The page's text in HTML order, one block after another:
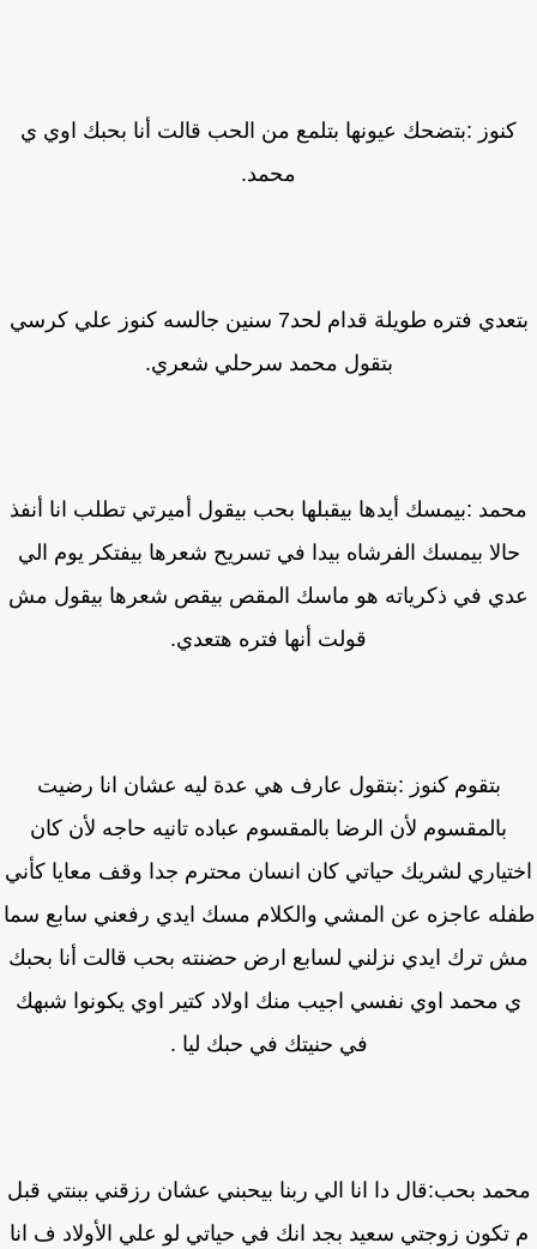
كنوز :بتضحك عيونها بتلمع من الحب قالت أنا بحبك اوي ي
محمد.
بتعدي فتره طويلة قدام لحد7 سنين جالسه كنوز علي كرسي
بتقول محمد سرحلي شعري.
:بيمسك أيدها بيقبلها بحب بيقول أميرتي تطلب انا أنفذ
بيمسك الفرشاه بيدا في تسريح شعرها بيفتكر يوم الي
في ذكرياته هو ماسك المقص بيقص شعرها بيقول مش
قولت أنها فتره هتعدي.
بتقوم كنوز :بتقول عارف هي عدة ليه عشان انا رضيت
بالمقسوم لأن الرضا بالمقسوم عباده تانيه حاجه لأن كان
لشريك حياتي كان انسان محترم جدا وقف معايا كأني
عاجزه عن المشي والكلام مسك ايدي رفعني سابع سما
ترك ايدي نزلني لسابع ارض حضنته بحب قالت أنا بحبك
محمد اوي نفسي اجيب منك اولاد كتير اوي يكونوا شبهك
في حنيتك في حبك ليا .
بحب:قال دا انا الي ربنا بيحبني عشان رزقني ببنتي قبل
زوجتي سعيد بجد انك في حياتي لو علي الأولاد ف انا